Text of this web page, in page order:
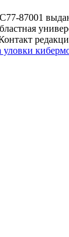
87001 выдан
уловки